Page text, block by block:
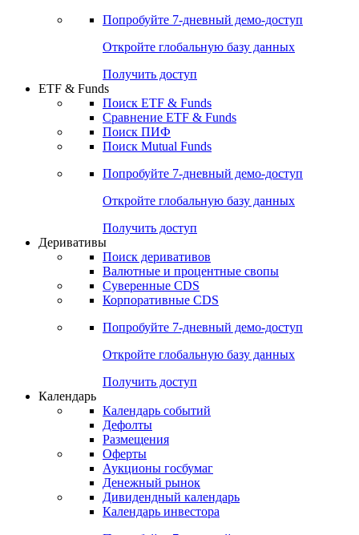
Попробуйте 7-дневный демо-доступ
Откройте глобальную базу данных
Получить доступ
ETF & Funds
Поиск ETF & Funds
Сравнение ETF & Funds
Поиск ПИФ
Поиск Mutual Funds
Попробуйте 7-дневный демо-доступ
Откройте глобальную базу данных
Получить доступ
Деривативы
Поиск деривативов
Валютные и процентные свопы
Суверенные CDS
Корпоративные CDS
Попробуйте 7-дневный демо-доступ
Откройте глобальную базу данных
Получить доступ
Календарь
Календарь событий
Дефолты
Размещения
Оферты
Аукционы госбумаг
Денежный рынок
Дивидендный календарь
Календарь инвестора